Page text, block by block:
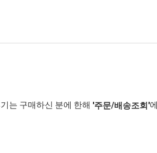
는 구매하신 분에 한해 '주문/배송조회'